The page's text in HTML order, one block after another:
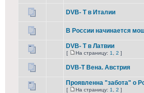
DVB- T в Италии
В России начинается
DVB- T в Латвии
[ На страницу: 1 2 ]
DVB-T Вена. Австрия
Проявленна "забота" о
[ На страницу: 1 2 ]